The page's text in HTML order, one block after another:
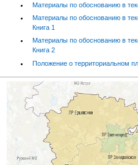
Материалы по обоснованию в
Материалы по обоснованию в
Книга 1
Материалы по обоснованию в
Книга 2
Положение о территориальном